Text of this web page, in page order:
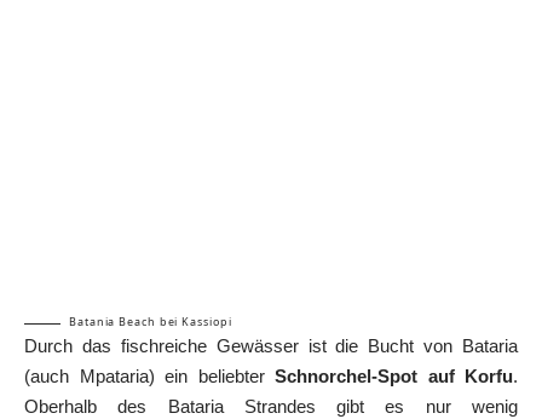
Batania Beach bei Kassiopi
Durch das fischreiche Gewässer ist die Bucht von Bataria
(auch Mpataria) ein beliebter Schnorchel-Spot auf Korfu.
Oberhalb des Bataria Strandes gibt es nur wenig